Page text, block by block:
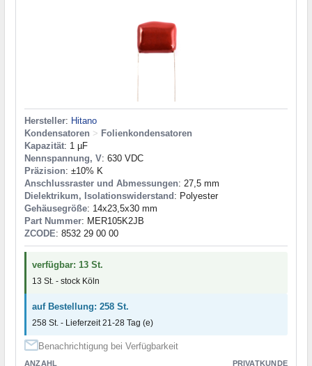
Hersteller: Hitano
Kondensatoren > Folienkondensatoren
Kapazität: 1 µF
Nennspannung, V: 630 VDC
Präzision: ±10% K
Anschlussraster und Abmessungen: 27,5 mm
Dielektrikum, Isolationswiderstand: Polyester
Gehäusegröße: 14x23,5x30 mm
Part Nummer: MER105K2JB
ZCODE: 8532 29 00 00
verfügbar: 13 St.
13 St. - stock Köln
auf Bestellung: 258 St.
258 St. - Lieferzeit 21-28 Tag (e)
Benachrichtigung bei Verfügbarkeit
ANZAHL PRIVATKUNDE